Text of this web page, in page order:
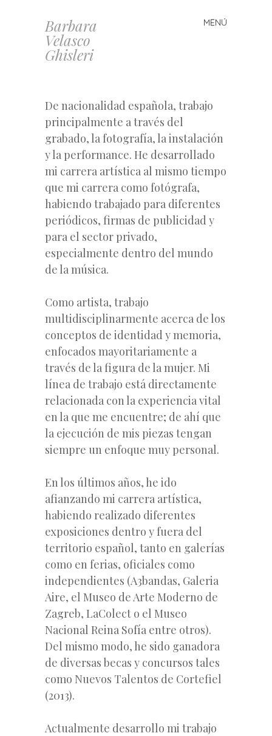
Barbara
Velasco
Ghisleri
MENÚ
Saltar al contenido
De nacionalidad española, trabajo
principalmente a través del
grabado, la fotografía, la instalación
y la performance. He desarrollado
mi carrera artística al mismo tiempo
que mi carrera como fotógrafa,
habiendo trabajado para diferentes
periódicos, firmas de publicidad y
para el sector privado,
especialmente dentro del mundo
de la música.
Como artista, trabajo
multidisciplinarmente acerca de los
conceptos de identidad y memoria,
enfocados mayoritariamente a
través de la figura de la mujer. Mi
línea de trabajo está directamente
relacionada con la experiencia vital
en la que me encuentre; de ahí que
la ejecución de mis piezas tengan
siempre un enfoque muy personal.
En los últimos años, he ido
afianzando mi carrera artística,
habiendo realizado diferentes
exposiciones dentro y fuera del
territorio español, tanto en galerías
como en ferias, oficiales como
independientes (A3bandas, Galeria
Aire, el Museo de Arte Moderno de
Zagreb, LaColect o el Museo
Nacional Reina Sofía entre otros).
Del mismo modo, he sido ganadora
de diversas becas y concursos tales
como Nuevos Talentos de Cortefiel
(2013).
Actualmente desarrollo mi trabajo